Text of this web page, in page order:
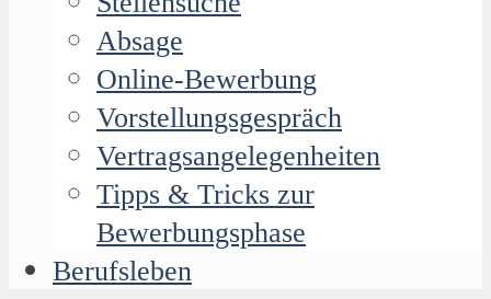
Absage
Online-Bewerbung
Vorstellungsgespräch
Vertragsangelegenheiten
Tipps & Tricks zur
Bewerbungsphase
Berufsleben